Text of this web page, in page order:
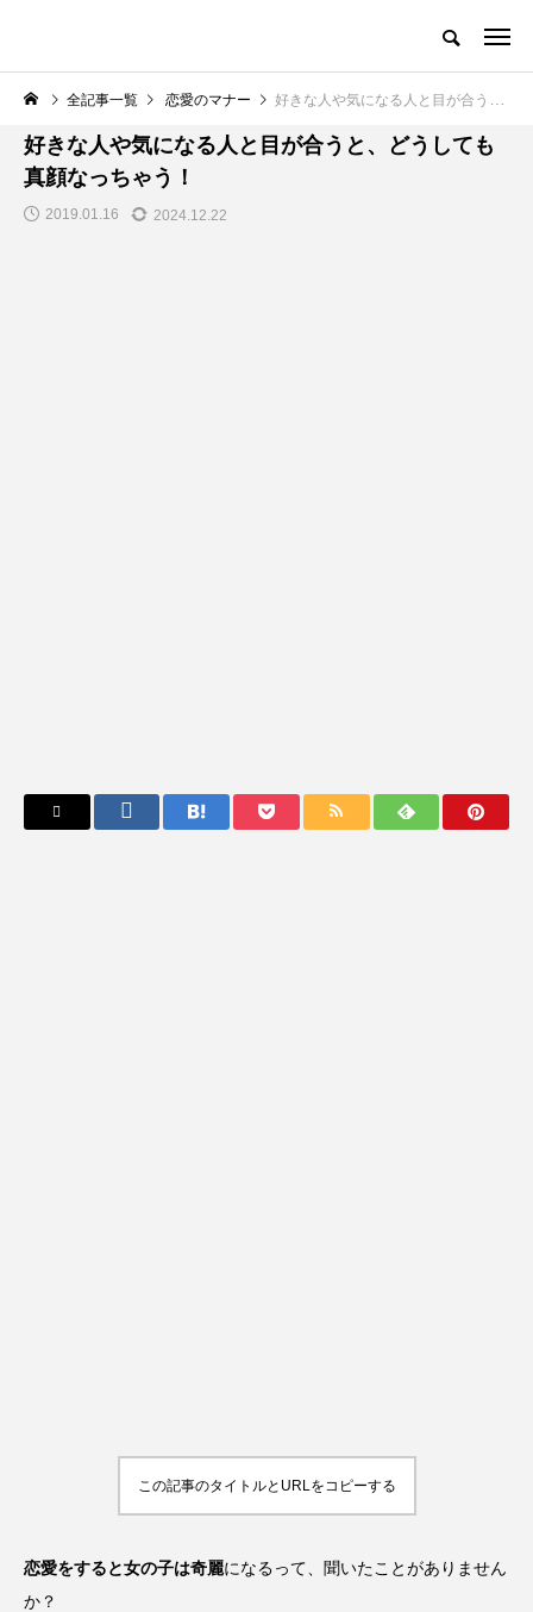
全記事一覧 恋愛のマナー 好きな人や気になる人と目が合うと、どうしても 真顔なっちゃう！
恋愛のマナー
好きな人や気になる人と目が合うと、どうしても
真顔なっちゃう！
2019.01.16 2024.12.22
この記事のタイトルとURLをコピーする
恋愛をすると女の子は奇麗になるって、聞いたことがありません
か？